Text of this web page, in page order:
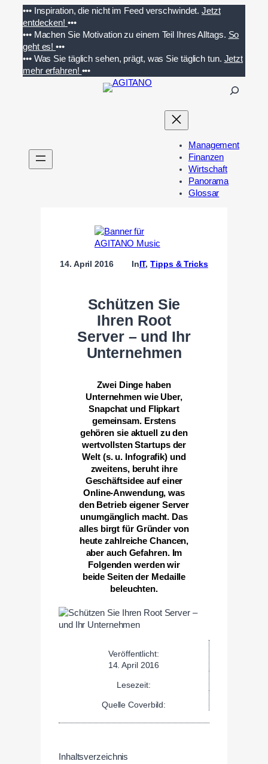
Inhalt
springen
••• Inspiration, die nicht im Feed verschwindet. Jetzt
entdecken! •••
••• Machen Sie Motivation zu einem Teil Ihres Alltags. So
geht es!•••
••• Was Sie täglich sehen, prägt, was Sie täglich tun. Jetzt
mehr erfahren! •••
n
Management
Finanzen
Wirtschaft
Panorama
Glossar
14. April 2016 InIT, Tipps & Tricks
Schützen Sie
Ihren Root
Server – und Ihr
Unternehmen
Zwei Dinge haben
Unternehmen wie Uber,
Snapchat und Flipkart
gemeinsam. Erstens
gehören sie aktuell zu den
wertvollsten Startups der
Welt (s. u. Infografik) und
zweitens, beruht ihre
Geschäftsidee auf einer
Online-Anwendung, was
den Betrieb eigener Server
unumgänglich macht. Das
alles birgt für Gründer von
heute zahlreiche Chancen,
aber auch Gefahren. Im
Folgenden werden wir
beide Seiten der Medaille
beleuchten.
Veröffentlicht:
14. April 2016
Lesezeit:
Quelle Coverbild:
Inhaltsverzeichnis